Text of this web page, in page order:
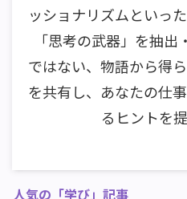
ッショナリズムといっ
「思考の武器」を抽
ではない、物語から得
を共有し、あなたの仕
るヒントを
人気の「学び」記事